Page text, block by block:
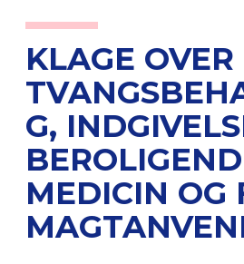
KLAGE OVER
G,
MEDICIN OG